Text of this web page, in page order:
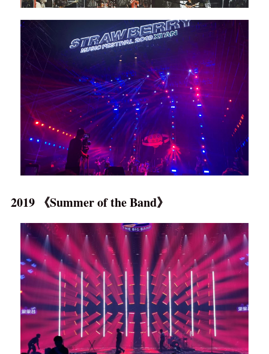
2019 《Summer of the Band》